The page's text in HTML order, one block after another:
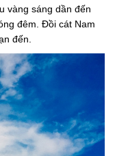
vàng sáng dần đến
đêm. Đồi cát Nam
đến.